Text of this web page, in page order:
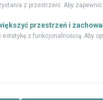
z przestrzeni. Aby
przestrzeń i
z funkcjonalnością. Aby